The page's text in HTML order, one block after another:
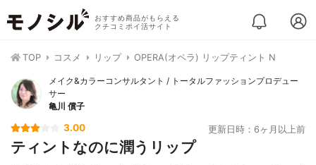
おすすめ商品がもらえる
クチコミポイ活サイト
TOP コスメ リップ OPERA(オペラ) リップティント N
メイク&カラーコンサルタント / トータルファッションプロデュー
サー
亀川 償子
3.00 更新日時：6ヶ月以上前
ティントなのに潤うリップ